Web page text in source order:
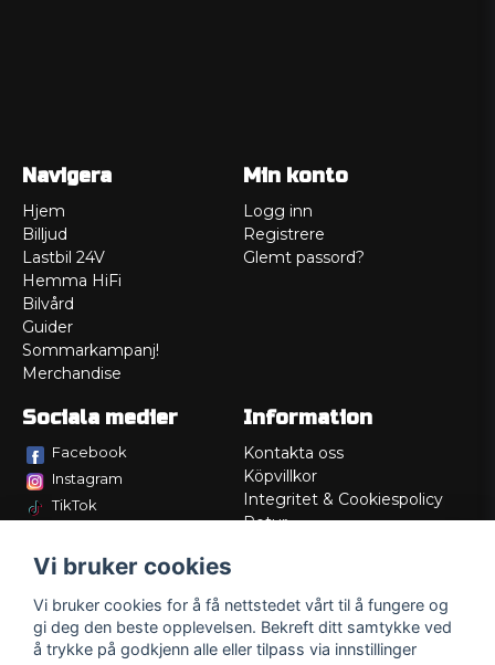
Navigera
Hjem
Billjud
Lastbil 24V
Hemma HiFi
Bilvård
Guider
Sommarkampanj!
Merchandise
Min konto
Logg inn
Registrere
Glemt passord?
Sociala medier
Facebook
Instagram
TikTok
Information
Kontakta oss
Köpvillkor
Integritet & Cookiespolicy
Retur
Lådritning
Om oss
Vi bruker cookies
Vi bruker cookies for å få nettstedet vårt til å fungere og
gi deg den beste opplevelsen. Bekreft ditt samtykke ved
å trykke på godkjenn alle eller tilpass via innstillinger